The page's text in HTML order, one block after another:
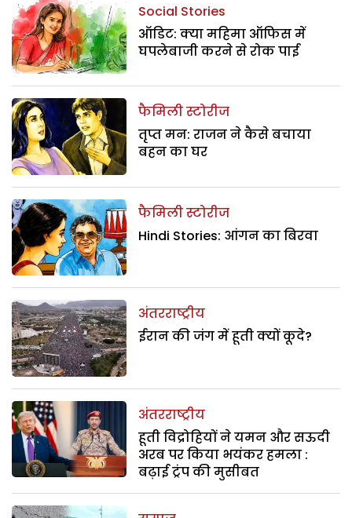
Social Stories
ऑडिट: क्या महिमा ऑफिस में
घपलेबाजी करने से रोक पाई
फैमिली स्टोरीज
तृप्त मन: राजन ने कैसे बचाया
बहन का घर
फैमिली स्टोरीज
Hindi Stories: आंगन का बिरवा
अंतरराष्ट्रीय
ईरान की जंग में हूती क्यों कूदे?
अंतरराष्ट्रीय
हूती विद्रोहियों ने यमन और सऊदी
अरब पर किया भयंकर हमला :
बढ़ाई ट्रंप की मुसीबत